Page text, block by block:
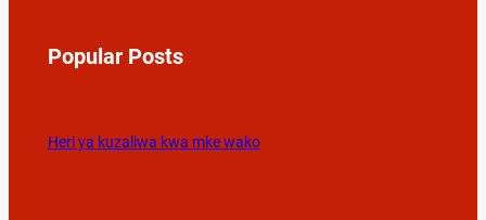
Popular Posts
Heri ya kuzaliwa kwa mke wako